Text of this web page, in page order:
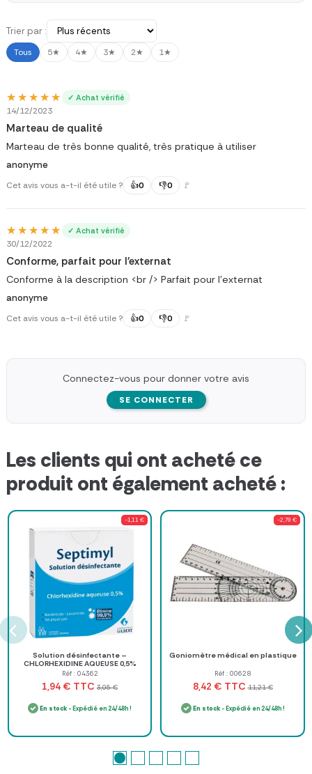
Trier par :
Tous 5★ 4★ 3★ 2★ 1★
★★★★★
★★★★★ ✓ Achat vérifié
14/12/2023
Marteau de qualité
Marteau de très bonne qualité, très pratique à utiliser
anonyme
Cet avis vous a-t-il été utile ? 👍0 👎0 🚩
★★★★★
★★★★★ ✓ Achat vérifié
30/12/2022
Conforme, parfait pour l'externat
Conforme à la description <br /> Parfait pour l'externat
anonyme
Cet avis vous a-t-il été utile ? 👍0 👎0 🚩
Connectez-vous pour donner votre avis
SE CONNECTER
Les clients qui ont acheté ce
produit ont également acheté :
-1,11 €
Solution désinfectante –
CHLORHEXIDINE AQUEUSE 0,5%
COLORÉE
Réf : 04362
1,94 € TTC 3,05 €
En stock - Expédié en 24/48h !
-2,79 €
Goniomètre médical en plastique
Réf : 00628
8,42 € TTC 11,21 €
En stock- Expédié en 24/48h !